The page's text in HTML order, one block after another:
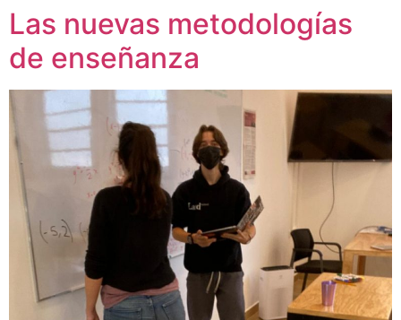
Las nuevas metodologías
de enseñanza